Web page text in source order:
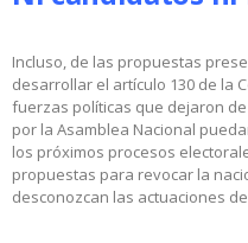
Incluso, de las propuestas
desarrollar el artículo 130 de la
fuerzas políticas que dejaron
por la Asamblea Nacional
los próximos procesos
propuestas para revocar la
desconozcan las actuaciones